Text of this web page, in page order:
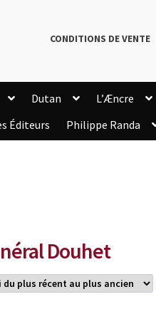
CONDITIONS DE VENTE
Dutan L’Æncre
Éditeurs Philippe Randa
Douhet